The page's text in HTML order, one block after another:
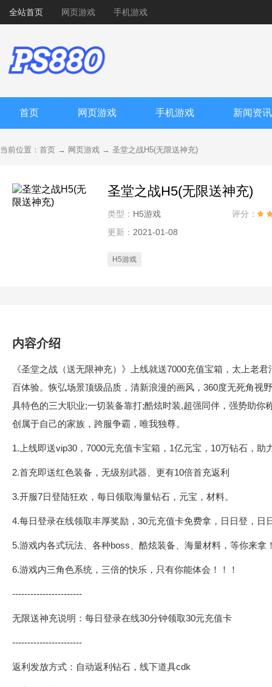
全站首页 网页游戏 手机游戏
首页 网页游戏 手机游戏 新闻资讯
当前位置： 首页 → 网页游戏 → 圣堂之战H5(无限送神充)
圣堂之战H5(无限送神充)
类型： H5游戏
评分：
更新： 2021-01-08
H5游戏
内容介绍
《圣堂之战（送无限神充）》上线就送7000充值宝箱，太上老
百体验。恢弘场景顶级品质，清新浪漫的画风，360度无死角视
具特色的三大职业;一切装备靠打;酷炫时装,超强同伴，强势助你
创属于自己的家族，跨服争霸，唯我独尊。
1.上线即送vip30，7000元充值卡宝箱，1亿元宝，10万钻石，助
2.首充即送红色装备，无级别武器、更有10倍首充返利
3.开服7日登陆狂欢，每日领取海量钻石，元宝，材料。
4.每日登录在线领取丰厚奖励，30元充值卡免费拿，日日登，日
5.游戏内各式玩法、各种boss、酷炫装备、海量材料，等你来拿
6.游戏内三角色系统，三倍的快乐，只有你能体会！！！
-----------------------
无限送神充说明：每日登录在线30分钟领取30元充值卡
-----------------------
返利发放方式：自动返利钻石，线下道具cdk